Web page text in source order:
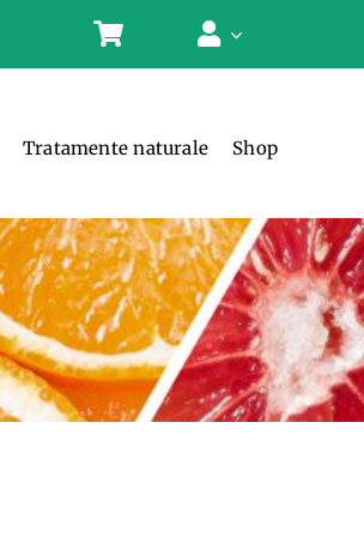
Tratamente naturale Shop